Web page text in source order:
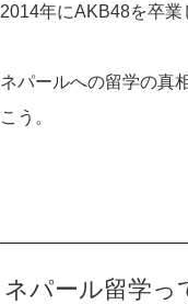
2014年にAKB48を卒業
ネパールへの留学の真
こう。
ネパール留学っ